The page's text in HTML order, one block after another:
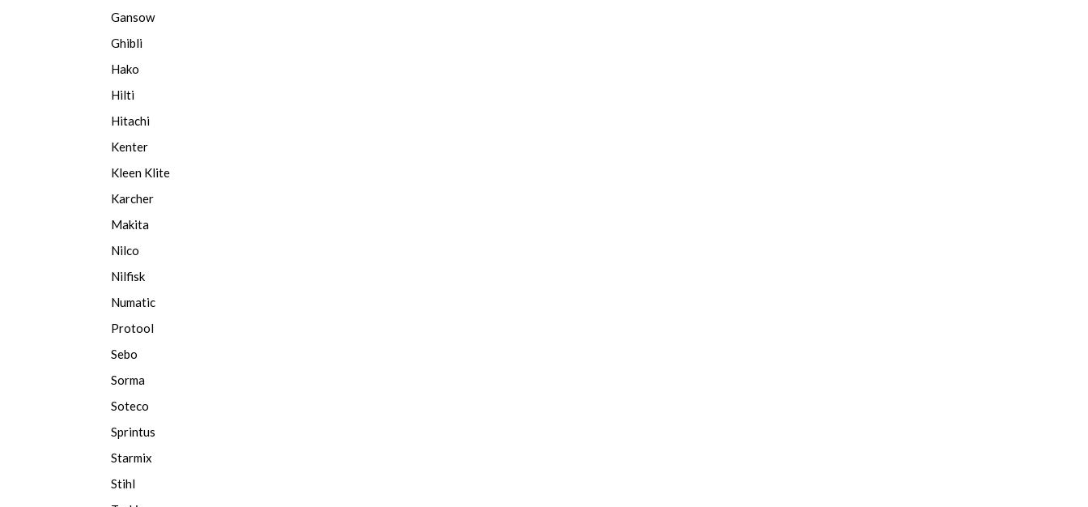
Gansow
Ghibli
Hako
Hilti
Hitachi
Kenter
Kleen Klite
Karcher
Makita
Nilco
Nilfisk
Numatic
Protool
Sebo
Sorma
Soteco
Sprintus
Starmix
Stihl